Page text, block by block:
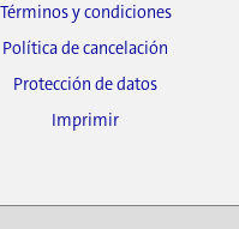
Términos y condiciones
Política de cancelación
Protección de datos
Imprimir